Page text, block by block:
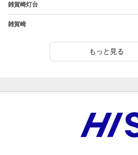
雑賀崎灯台
雑賀崎
もっと見る